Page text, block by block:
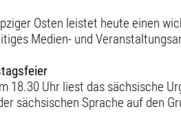
Osten leistet heute einen
Medien- und
18.30 Uhr liest das sächsische
sächsischen Sprache auf den